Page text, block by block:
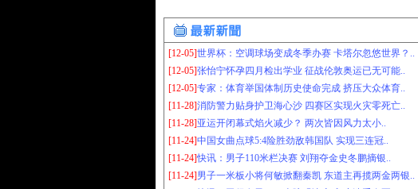
[12-05]世界杯：空调球场变成冬季办赛 卡塔尔忽悠世界？..
[12-05]张怡宁怀孕四月检出学业 征战伦敦奥运已无可能..
[12-05]专家：体育举国体制历史使命完成 挤压大众体育..
[11-28]消防警力贴身护卫海心沙 四赛区实现火灾零死亡..
[11-28]亚运开闭幕式焰火减少？ 两次皆因风力太小..
[11-24]中国女曲点球5:4险胜劲敌韩国队 实现三连冠..
[11-24]快讯：男子110米栏决赛 刘翔夺金史冬鹏摘银..
[11-24]男子一米板小将何敏掀翻秦凯 东道主再揽两金两银..